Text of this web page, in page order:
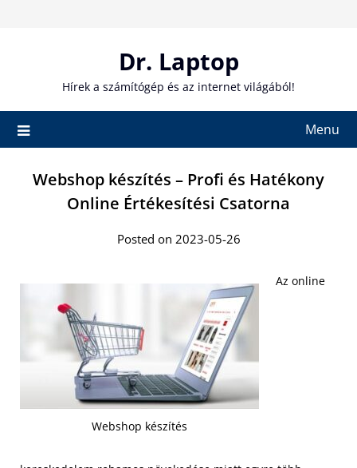
Dr. Laptop
Hírek a számítógép és az internet világából!
Menu
Webshop készítés – Profi és Hatékony
Online Értékesítési Csatorna
Posted on 2023-05-26
Webshop készítés
Az online